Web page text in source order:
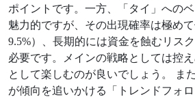
ポイントです。一方、「タイ」への
魅力的ですが、その出現確率は極め
9.5%）、長期的には資金を蝕むリス
必要です。メインの戦略としては控
として楽しむのが良いでしょう。 ま
が傾向を追いかける「トレンドフォ